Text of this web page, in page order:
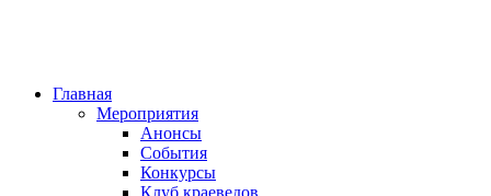
Главная
Мероприятия
Анонсы
События
Конкурсы
Клуб краеведов